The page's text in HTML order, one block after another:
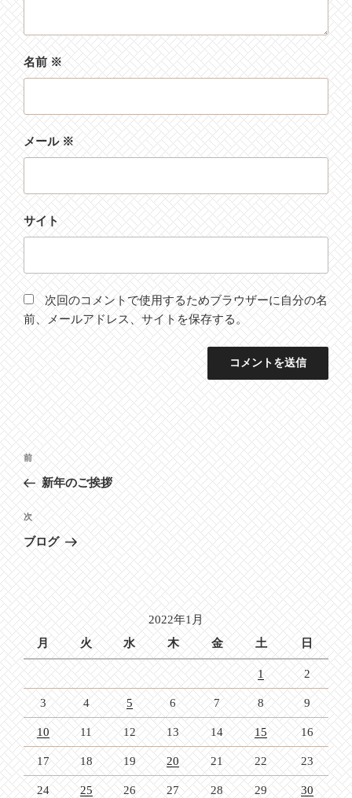
名前※
メール※
サイト
次回のコメントで使用するためブラウザーに自分の名
前、メールアドレス、サイトを保存する。
投
稿
ナ
ビ
ゲ
ー
シ
ョ
ン
前
の
投
稿
前
新年のご挨拶
次
の
投
稿
次
ブログ
2022年1月
月
火 水 木 金 土 日
1 2
3 4 5 6 7 8 9
10 11 12 13 14 15 16
17 18 19 20 21 22 23
24 25 26 27 28 29 30